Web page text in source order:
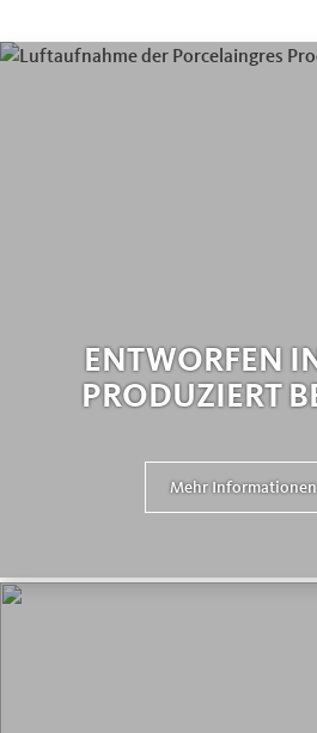
ENTWORFEN
PRODUZIERT
Mehr